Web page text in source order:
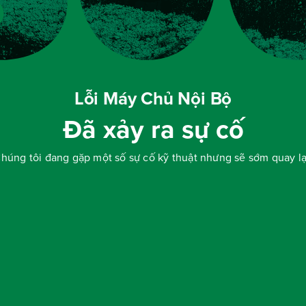
Lỗi Máy Chủ Nội Bộ
Đã xảy ra sự cố
tôi đang gặp một số sự cố kỹ thuật nhưng sẽ sớm quay